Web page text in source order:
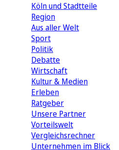
Köln und Stadtteile
Region
Aus aller Welt
Sport
Politik
Debatte
Wirtschaft
Kultur & Medien
Erleben
Ratgeber
Unsere Partner
Vorteilswelt
Vergleichsrechner
Unternehmen im Blick